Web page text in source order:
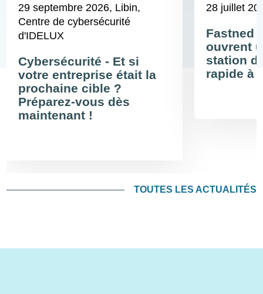
29 septembre 2026, Libin,
Centre de cybersécurité
d'IDELUX
Cybersécurité - Et si
votre entreprise était la
prochaine cible ?
Préparez-vous dès
maintenant !
28 juillet
Fastned
ouvrent
station
rapide à
TOUTES LES ACTUALITÉS